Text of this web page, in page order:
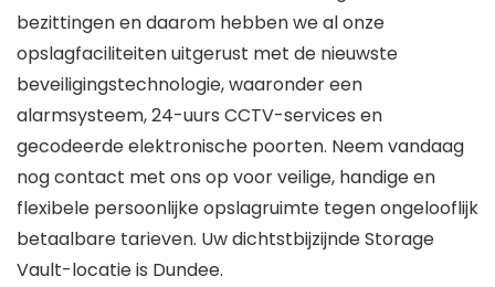
bezittingen en daarom hebben we al onze
opslagfaciliteiten uitgerust met de nieuwste
beveiligingstechnologie, waaronder een
alarmsysteem, 24-uurs CCTV-services en
gecodeerde elektronische poorten. Neem vandaag
nog contact met ons op voor veilige, handige en
flexibele persoonlijke opslagruimte tegen ongelooflijk
betaalbare tarieven. Uw dichtstbijzijnde Storage
Vault-locatie is Dundee.